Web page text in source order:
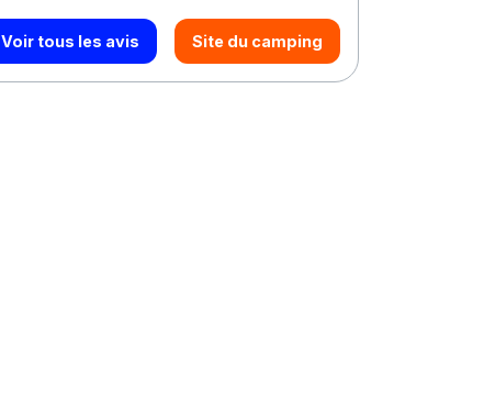
Voir tous les avis Site du camping